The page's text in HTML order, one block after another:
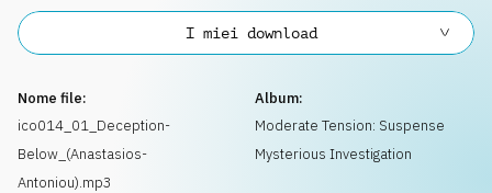
Info
Nome file:
ico014_01_Deception-
Below_(Anastasios-
Antoniou).mp3
Album:
Moderate Tension: Suspense
Mysterious Investigation
I miei download